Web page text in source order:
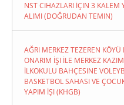
NST CIHAZLARI İÇIN 3 KALEM
ALIMI (DOĞRUDAN TEMIN)
AĞRI MERKEZ TEZEREN
ONARIM İŞI İLE MERKEZ
İLKOKULU BAHÇESINE
BASKETBOL SAHASI VE
YAPIM İŞI (KHGB)